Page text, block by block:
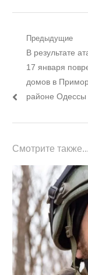
Навигация
записям
Предыдущие
Предыдущий
пост:
В результате
17 января
домов в
районе Одессы
Смотрите также...